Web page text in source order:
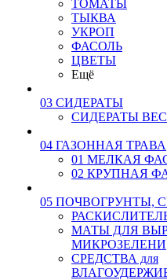
ТОМАТЫ
ТЫКВА
УКРОП
ФАСОЛЬ
ЦВЕТЫ
Ещё
03 СИДЕРАТЫ
СИДЕРАТЫ
04 ГАЗОННАЯ ТРАВА
01 МЕЛКАЯ
02 КРУПНАЯ
05 ПОЧВОГРУНТЫ,
МАТЫ ДЛЯ
МИКРОЗЕЛЕНИ
СРЕДСТВА для